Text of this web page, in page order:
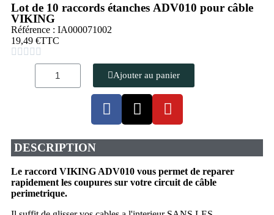
Lot de 10 raccords étanches ADV010 pour câble
VIKING
Référence : IA000071002
19,49 €TTC
    
Ajouter au panier
DESCRIPTION
Le raccord VIKING ADV010 vous permet de reparer
rapidement les coupures sur votre circuit de câble
perimetrique.